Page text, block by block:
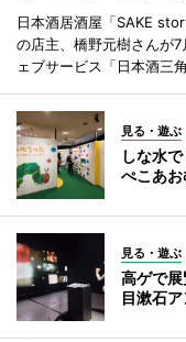
日本酒居酒屋「SAKE
の店主、橋野元樹さんが
ェブサービス「日本酒三
見る・遊ぶ
しな水
ぺこあ
見る・遊ぶ
高ゲで
目漱石